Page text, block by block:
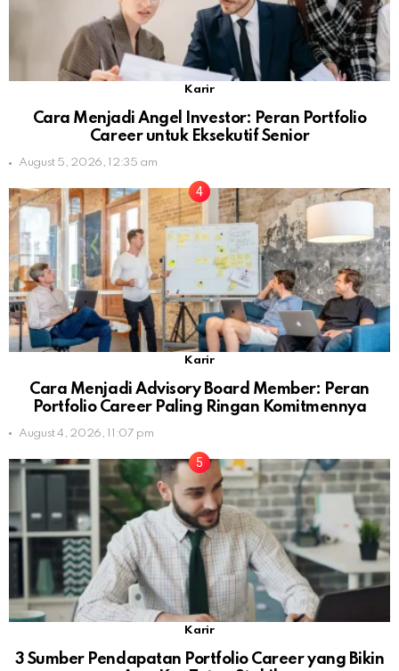
Karir
Cara Menjadi Angel Investor: Peran Portfolio
Career untuk Eksekutif Senior
August 5, 2026, 12:35 am
Karir
Cara Menjadi Advisory Board Member: Peran
Portfolio Career Paling Ringan Komitmennya
August 4, 2026, 11:07 pm
Karir
3 Sumber Pendapatan Portfolio Career yang Bikin